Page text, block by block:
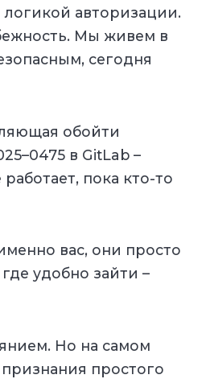
авторизации.
Мы живем в
сегодня
обойти
в GitLab –
пока кто-то
вас, они просто
удобно зайти –
Но на самом
простого